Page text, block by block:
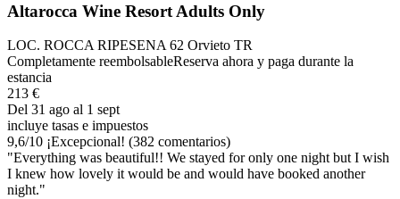
Altarocca Wine Resort Adults Only
LOC. ROCCA RIPESENA 62 Orvieto TR
Completamente reembolsableReserva ahora y paga durante la
estancia
213 €
Del 31 ago al 1 sept
incluye tasas e impuestos
9,6/10 ¡Excepcional! (382 comentarios)
"Everything was beautiful!! We stayed for only one night but I wish
I knew how lovely it would be and would have booked another
night."